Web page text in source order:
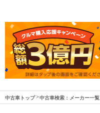
中古車トップ 中古車検索：メーカー一覧